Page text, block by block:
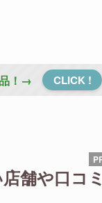
！→ CLICK !
舗や口コミ